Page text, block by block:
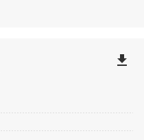
file_download